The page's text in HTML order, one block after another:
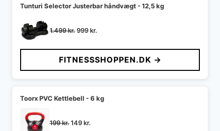
Tunturi Selector Justerbar håndvægt - 12,5 kg
1.499kr.Den
pris
var:
1.499 kr..
999kr.
pris
er:
999 kr..
FITNESSSHOPPEN.DK →
Toorx PVC Kettlebell - 6 kg
199kr.Den
149kr.